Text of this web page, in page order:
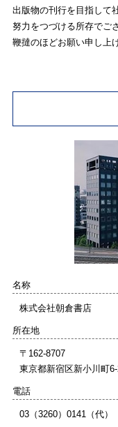
出版物の刊行を目指して
努力をつづける所存でご
鞭撻のほどお願い申し上
名称
株式会社朝倉書店
所在地
〒162-8707
東京都新宿区新小川町
電話
03（3260）0141（代）